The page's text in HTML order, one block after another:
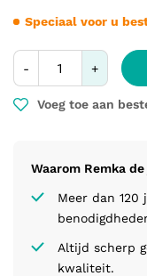
- +
Voeg toe aan
Waarom Remka
Meer dan 120
Altijd scherp
kwaliteit.
Speciaal voor u